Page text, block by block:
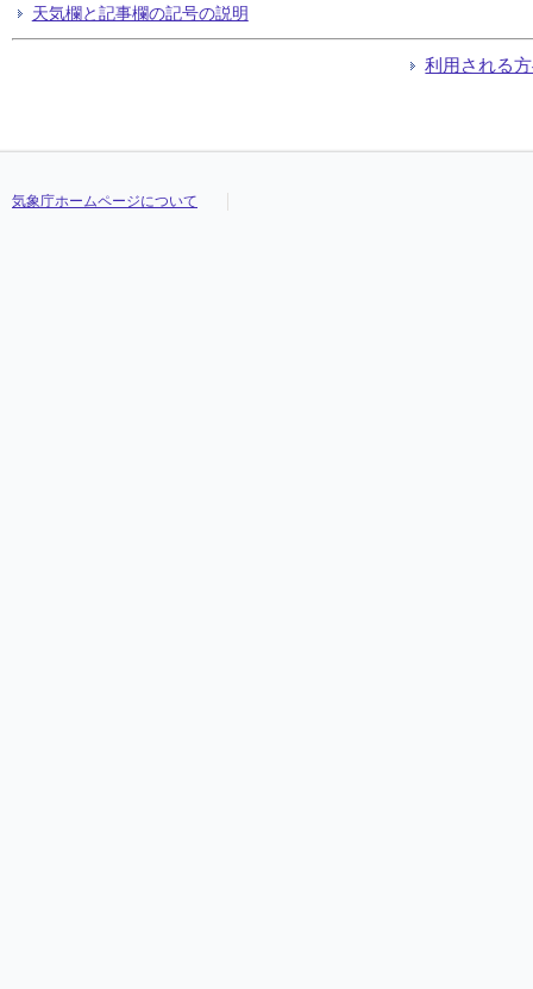
天気欄と記事欄の記号の説明
利用される
気象庁ホームページについて